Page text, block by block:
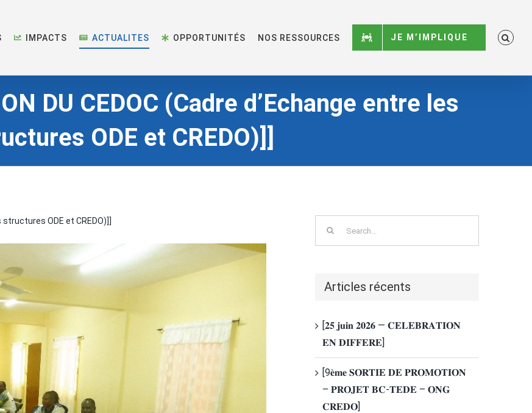
IMPACTS ACTUALITES OPPORTUNITÉS NOS RESSOURCES JE M’IMPLIQUE
DU CEDOC (Cadre d’Echange entre les
ODE et CREDO)]]
structures ODE et CREDO)]]
Articles récents
[𝟐𝟓 𝐣𝐮𝐢𝐧 𝟐𝟎𝟐𝟔 — 𝐂𝐄𝐋𝐄𝐁𝐑𝐀𝐓𝐈𝐎𝐍
𝐄𝐍 𝐃𝐈𝐅𝐅𝐄𝐑𝐄]
[9𝐞̀𝐦𝐞 𝐒𝐎𝐑𝐓𝐈𝐄 𝐃𝐄 𝐏𝐑𝐎𝐌𝐎𝐓𝐈𝐎𝐍
– 𝐏𝐑𝐎𝐉𝐄𝐓 𝐁𝐂-𝐓𝐄𝐃𝐄 – 𝐎𝐍𝐆
𝐂𝐑𝐄𝐃𝐎]